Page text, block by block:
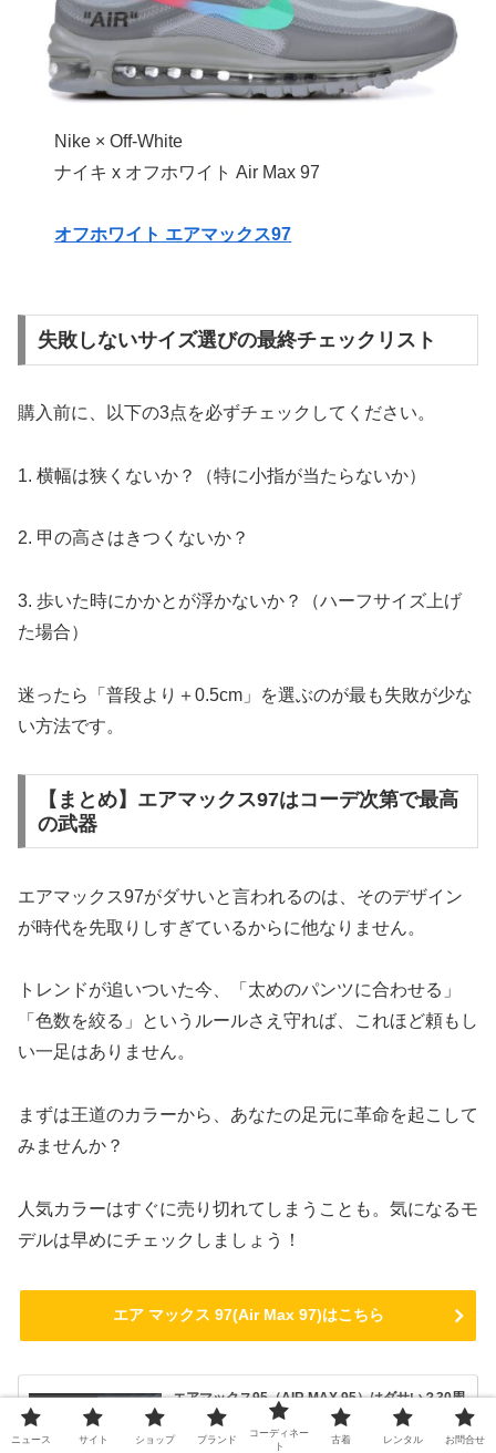
Nike × Off-White
ナイキ x オフホワイト Air Max 97
オフホワイト エアマックス97
失敗しないサイズ選びの最終チェックリスト
購入前に、以下の3点を必ずチェックしてください。
1. 横幅は狭くないか？（特に小指が当たらないか）
2. 甲の高さはきつくないか？
3. 歩いた時にかかとが浮かないか？（ハーフサイズ上げ
た場合）
迷ったら「普段より＋0.5cm」を選ぶのが最も失敗が少な
い方法です。
【まとめ】エアマックス97はコーデ次第で最高
の武器
エアマックス97がダサいと言われるのは、そのデザイン
が時代を先取りしすぎているからに他なりません。
トレンドが追いついた今、「太めのパンツに合わせる」
「色数を絞る」というルールさえ守れば、これほど頼もし
い一足はありません。
まずは王道のカラーから、あなたの足元に革命を起こして
みませんか？
人気カラーはすぐに売り切れてしまうことも。気になるモ
デルは早めにチェックしましょう！
エア マックス 97(Air Max 97)はこちら
エアマックス95（AIR MAX 95）はダサい？30周
年を迎えた今こそ履くべき理由とおしゃれコーデ
徹底解説
「エアマックス95（AIR MAX 95）を履きたいけれど、今
ニュース サイト ショップ ブランド
コーディネー
ト
古着 レンタル お問合せ